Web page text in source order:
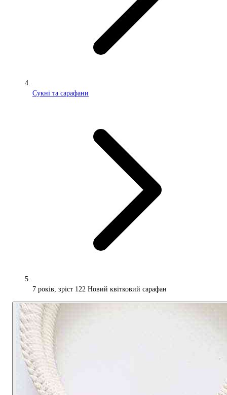
Сукні та сарафани
7 років, зріст 122 Новий квітковий сарафан